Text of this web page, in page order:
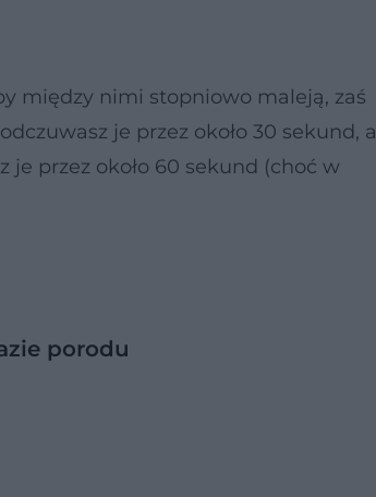
między nimi stopniowo maleją, zaś
je przez około 30 sekund, a
przez około 60 sekund (choć w
porodu